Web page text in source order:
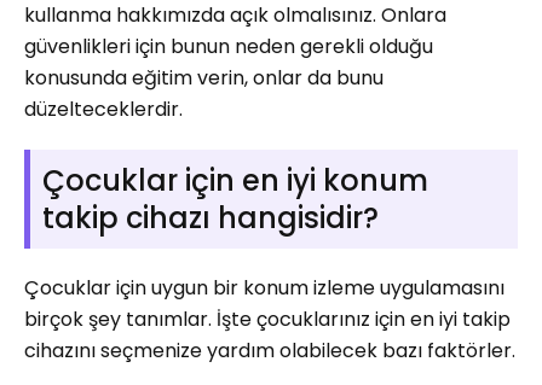
kullanma hakkımızda açık olmalısınız. Onlara
güvenlikleri için bunun neden gerekli olduğu
konusunda eğitim verin, onlar da bunu
düzelteceklerdir.
Çocuklar için en iyi konum
takip cihazı hangisidir?
Çocuklar için uygun bir konum izleme uygulamasını
birçok şey tanımlar. İşte çocuklarınız için en iyi takip
cihazını seçmenize yardım olabilecek bazı faktörler.